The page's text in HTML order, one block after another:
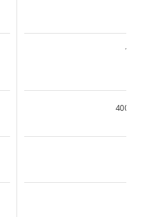
1 ... 3